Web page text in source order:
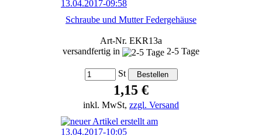
Schraube und Mutter Federgehäuse
Art-Nr. EKR13a
versandfertig in
2-5 Tage
St
1,15 €
inkl. MwSt, zzgl. Versand